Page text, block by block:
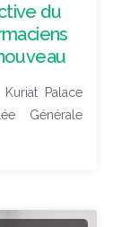
du
Palace
Générale